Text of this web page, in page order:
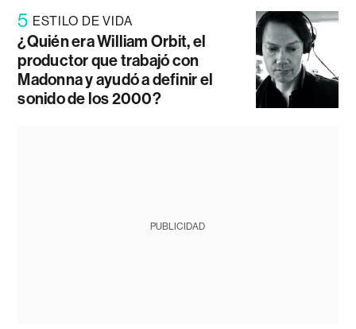
5 ESTILO DE VIDA
¿Quién era William Orbit, el
productor que trabajó con
Madonna y ayudó a definir el
sonido de los 2000?
PUBLICIDAD